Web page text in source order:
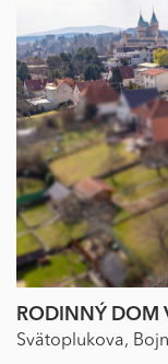
RODINNÝ DOM
Svätoplukova,